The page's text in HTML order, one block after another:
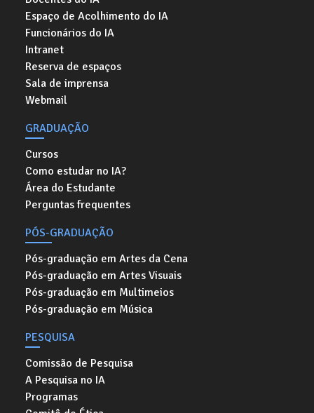
Espaço de Acolhimento do IA
Funcionários do IA
Intranet
Reserva de espaços
Sala de imprensa
Webmail
GRADUAÇÃO
Cursos
Como estudar no IA?
Área do Estudante
Perguntas frequentes
PÓS-GRADUAÇÃO
Pós-graduação em Artes da Cena
Pós-graduação em Artes Visuais
Pós-graduação em Multimeios
Pós-graduação em Música
PESQUISA
Comissão de Pesquisa
A Pesquisa no IA
Programas